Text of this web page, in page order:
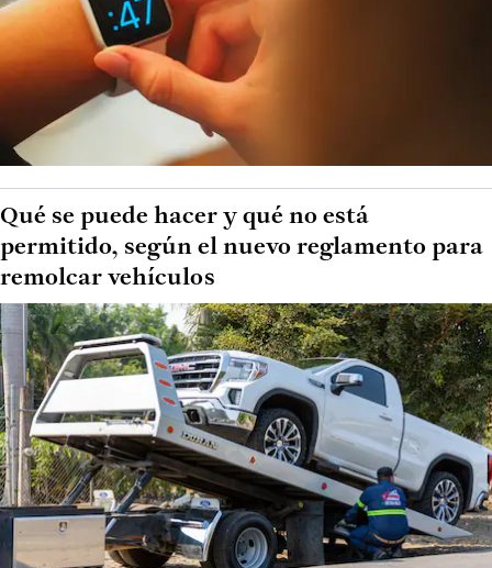
Qué se puede hacer y qué no está
permitido, según el nuevo reglamento para
remolcar vehículos